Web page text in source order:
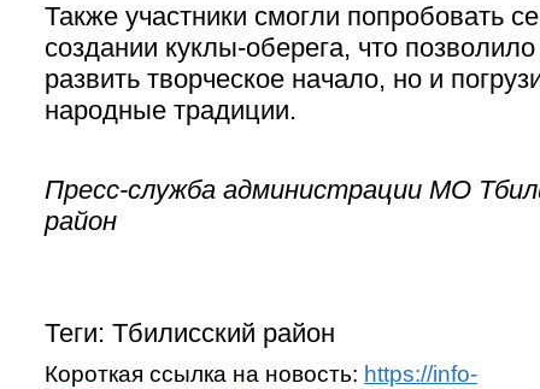
Также участники смогли попробовать
создании куклы-оберега, что
развить творческое начало, но и
народные традиции.
Пресс-служба администрации МО
район
Теги: Тбилисский район
Короткая ссылка на новость: https://info-